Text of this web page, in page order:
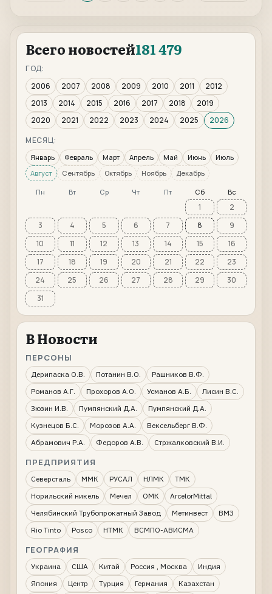
Всего новостей181 479
ГОД:
2006
2007 2008 2009 2010 2011
2012
2013
2014 2015 2016 2017 2018
2019
2020
2021 2022 2023 2024 2025
2026
МЕСЯЦ:
Январь Февраль Март Апрель Май Июнь
Июль
Август
Сентябрь Октябрь Ноябрь Декабрь
Пн Вт Ср Чт Пт Сб Вс
1
2
3
4 5 6 7 8
9
10
11 12 13 14 15
16
17
18 19 20 21 22
23
24
25 26 27 28 29
30
31
В Новости
ПЕРСОНЫ
Дерипаска О.В. Потанин В.О.
Рашников В.Ф.
Романов А.Г.
Прохоров А.О. Усманов А.Б.
Лисин В.С.
Зюзин И.В.
Пумпянский Д.А.
Пумпянский Д.А.
Кузнецов Б.С.
Морозов А.А.
Вексельберг В.Ф.
Абрамович Р.А.
Федоров А.В. Стржалковский В.И.
ПРЕДПРИЯТИЯ
Северсталь ММК РУСАЛ НЛМК
ТМК
Норильский никель
Мечел ОМК
ArcelorMittal
Челябинский Трубопрокатный Завод
Метинвест
ВМЗ
Rio Tinto
Posco НТМК ВСМПО-АВИСМА
ГЕОГРАФИЯ
Украина США Китай Россия , Москва
Индия
Япония
Центр Турция Германия
Казахстан